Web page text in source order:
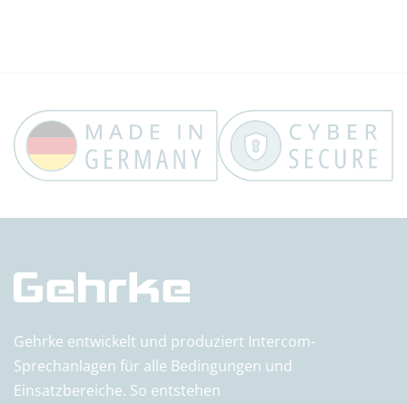
Trust Banner
Gehrke entwickelt und produziert Intercom-
Sprechanlagen für alle Bedingungen und
Einsatzbereiche. So entstehen